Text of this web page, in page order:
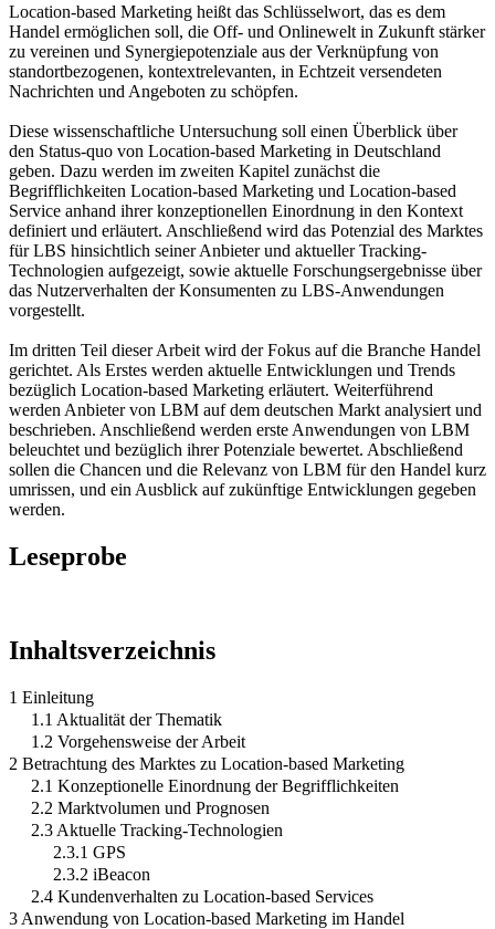
Location-based Marketing heißt das Schlüsselwort, das es dem
Handel ermöglichen soll, die Off- und Onlinewelt in Zukunft stärker
zu vereinen und Synergiepotenziale aus der Verknüpfung von
standortbezogenen, kontextrelevanten, in Echtzeit versendeten
Nachrichten und Angeboten zu schöpfen.
Diese wissenschaftliche Untersuchung soll einen Überblick über
den Status-quo von Location-based Marketing in Deutschland
geben. Dazu werden im zweiten Kapitel zunächst die
Begrifflichkeiten Location-based Marketing und Location-based
Service anhand ihrer konzeptionellen Einordnung in den Kontext
definiert und erläutert. Anschließend wird das Potenzial des Marktes
für LBS hinsichtlich seiner Anbieter und aktueller Tracking-
Technologien aufgezeigt, sowie aktuelle Forschungsergebnisse über
das Nutzerverhalten der Konsumenten zu LBS-Anwendungen
vorgestellt.
Im dritten Teil dieser Arbeit wird der Fokus auf die Branche Handel
gerichtet. Als Erstes werden aktuelle Entwicklungen und Trends
bezüglich Location-based Marketing erläutert. Weiterführend
werden Anbieter von LBM auf dem deutschen Markt analysiert und
beschrieben. Anschließend werden erste Anwendungen von LBM
beleuchtet und bezüglich ihrer Potenziale bewertet. Abschließend
sollen die Chancen und die Relevanz von LBM für den Handel kurz
umrissen, und ein Ausblick auf zukünftige Entwicklungen gegeben
werden.
Leseprobe
Inhaltsverzeichnis
1 Einleitung
1.1 Aktualität der Thematik
1.2 Vorgehensweise der Arbeit
2 Betrachtung des Marktes zu Location-based Marketing
2.1 Konzeptionelle Einordnung der Begrifflichkeiten
2.2 Marktvolumen und Prognosen
2.3 Aktuelle Tracking-Technologien
2.3.1 GPS
2.3.2 iBeacon
2.4 Kundenverhalten zu Location-based Services
3 Anwendung von Location-based Marketing im Handel